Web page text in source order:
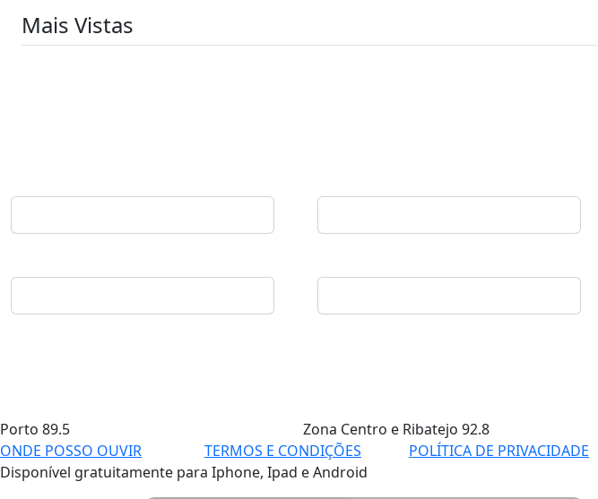
Mais Vistas
Porto 89.5 Zona Centro e Ribatejo 92.8
ONDE POSSO OUVIR
TERMOS E CONDIÇÕES POLÍTICA DE PRIVACIDADE
Disponível gratuitamente para Iphone, Ipad e Android